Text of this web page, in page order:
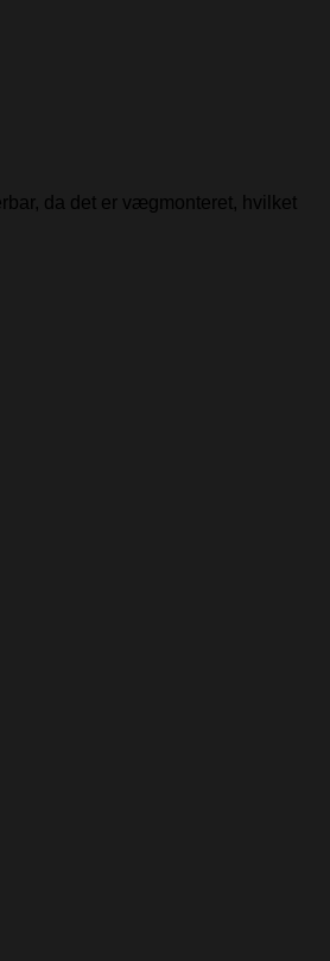
da det er vægmonteret, hvilket